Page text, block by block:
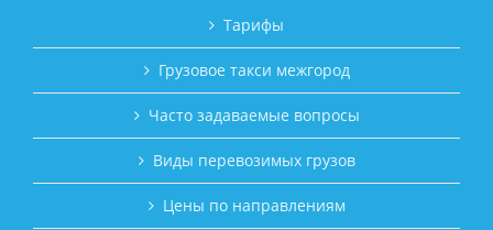
Тарифы
Грузовое такси межгород
Часто задаваемые вопросы
Виды перевозимых грузов
Цены по направлениям